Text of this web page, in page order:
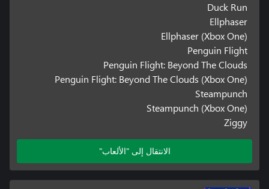
Duck Run
Ellphaser
Ellphaser (Xbox One)
Penguin Flight
Penguin Flight: Beyond The Clouds
Penguin Flight: Beyond The Clouds (Xbox One)
Steampunch
Steampunch (Xbox One)
Ziggy
الانتقال إلى "الألعاب"